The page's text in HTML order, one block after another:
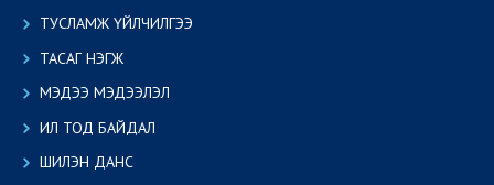
ТУСЛАМЖ ҮЙЛЧИЛГЭЭ
ТАСАГ НЭГЖ
МЭДЭЭ МЭДЭЭЛЭЛ
ИЛ ТОД БАЙДАЛ
ШИЛЭН ДАНС